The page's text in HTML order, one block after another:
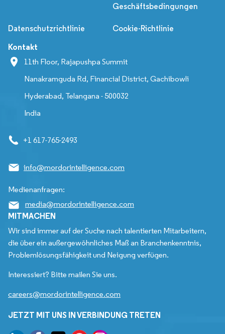
Geschäftsbedingungen
Datenschutzrichtlinie Cookie-Richtlinie
Kontakt
11th Floor, Rajapushpa Summit
Nanakramguda Rd, Financial District, Gachibowli
Hyderabad, Telangana - 500032
India
+1 617-765-2493
info@mordorintelligence.com
Medienanfragen:
media@mordorintelligence.com
MITMACHEN
Wir sind immer auf der Suche nach talentierten Mitarbeitern,
die über ein außergewöhnliches Maß an Branchenkenntnis,
Problemlösungsfähigkeit und Neigung verfügen.
Interessiert? Bitte mailen Sie uns.
careers@mordorintelligence.com
JETZT MIT UNS IN VERBINDUNG TRETEN